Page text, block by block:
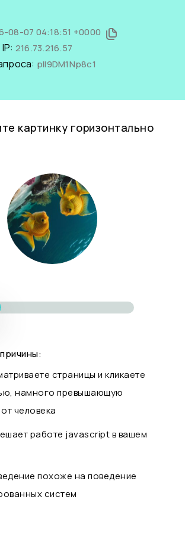
08-07 04:18:51 +0000
216.73.216.57
pII9DM1Np8c1
картинку горизонтально
страницы и кликаете
намного превышающую
человека
работе javascript в вашем
похоже на поведение
систем